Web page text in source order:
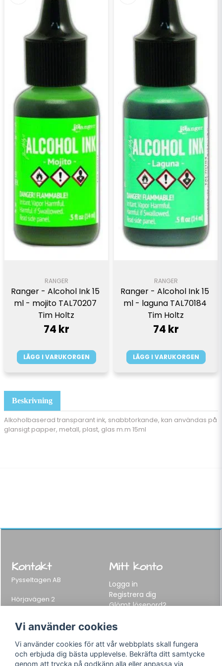
Beskrivning
Alkoholbaserad transparant ink, snabbtorkande, kan användas på
glansigt papper, metall, plast, glas m.m 15ml
RANGER
Ranger - Alcohol Ink 15
ml - mojito TAL70207
Tim Holtz
74 kr
LÄGG I VARUKORGEN
RANGER
Ranger - Alcohol Ink 15
ml - laguna TAL70184
Tim Holtz
74 kr
LÄGG I VARUKORGEN
Kontakt
Pysseltagen AB
Hörjavägen 2
282 34 Tyringe, Sweden
E-post:info@pysseltagen.se
Mitt konto
Logga in
Registrera dig
Glömt lösenord?
Info Följ oss
Vi använder cookies
Vi använder cookies för att vår webbplats skall fungera
och erbjuda dig bästa upplevelse. Bekräfta ditt samtycke
genom att trycka på godkänn alla eller anpassa via